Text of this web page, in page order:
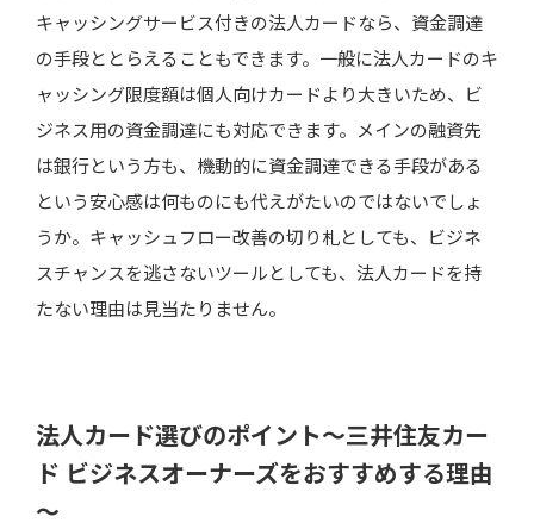
キャッシングサービス付きの法人カードなら、資金調達
の手段ととらえることもできます。一般に法人カードのキ
ャッシング限度額は個人向けカードより大きいため、ビ
ジネス用の資金調達にも対応できます。メインの融資先
は銀行という方も、機動的に資金調達できる手段がある
という安心感は何ものにも代えがたいのではないでしょ
うか。キャッシュフロー改善の切り札としても、ビジネ
スチャンスを逃さないツールとしても、法人カードを持
たない理由は見当たりません。
法人カード選びのポイント～三井住友カー
ド ビジネスオーナーズをおすすめする理由
～